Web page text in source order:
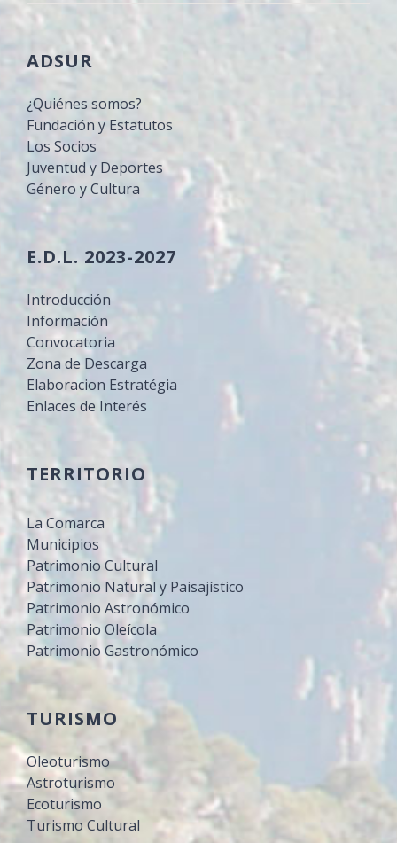
ADSUR
¿Quiénes somos?
Fundación y Estatutos
Los Socios
Juventud y Deportes
Género y Cultura
E.D.L. 2023-2027
Introducción
Información
Convocatoria
Zona de Descarga
Elaboracion Estratégia
Enlaces de Interés
TERRITORIO
La Comarca
Municipios
Patrimonio Cultural
Patrimonio Natural y Paisajístico
Patrimonio Astronómico
Patrimonio Oleícola
Patrimonio Gastronómico
TURISMO
Oleoturismo
Astroturismo
Ecoturismo
Turismo Cultural